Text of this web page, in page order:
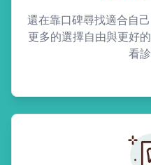
還在靠口碑尋找適合自
更多的選擇自由與更好
看診